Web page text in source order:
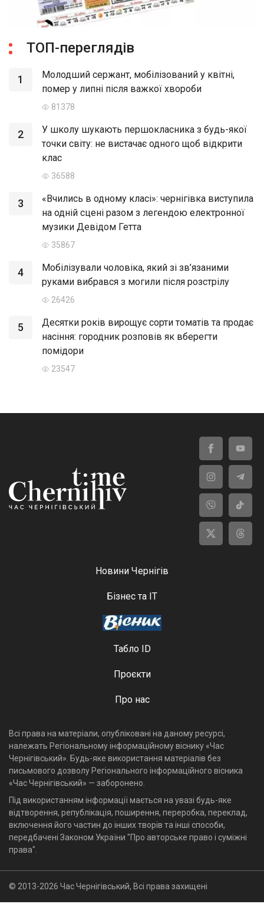
ТОП-переглядів
1
Молодший сержант, мобілізований у квітні,
помер у липні після важкої хвороби
81378
2
У школу шукають першокласника з будь-якої
точки світу: не вистачає одного щоб відкрити
клас
36588
3
«Вчились в одному класі»: чернігівка виступила
на одній сцені разом з легендою електронної
музики Девідом Гетта
35867
4
Мобілізували чоловіка, який зі зв’язаними
руками вибрався з могили після розстрілу
26426
5
Десятки років вирощує сорти томатів та продає
насіння: городник розповів як вберегти
помідори
23547
Новини Чернігів
Бізнес та ІТ
Табло ID
Проєкти
Про нас
Всі права на матеріали, опубліковані на даному ресурсі,
належать Регіональному інформаційному віснику «Час
Чернігівський». Будь-яке використання матеріалів без
письмового дозволу Регіонального інформаційного вісника
«Час Чернігівський» — заборонено.
Під використанням інформації мається на увазі будь-яке
відтворення, републікація, поширення, переробка, переклад,
включення його частин до інших творів та інші способи,
передбачені Законом України "Про авторське право і суміжні
права".
© 2013-2026 Час Чернігівський, Всі права захищені